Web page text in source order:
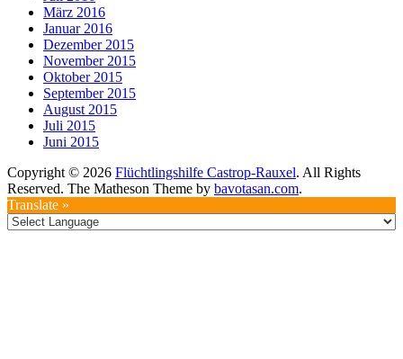
März 2016
Januar 2016
Dezember 2015
November 2015
Oktober 2015
September 2015
August 2015
Juli 2015
Juni 2015
Copyright © 2026 Flüchtlingshilfe Castrop-Rauxel. All Rights
Reserved. The Matheson Theme by bavotasan.com.
Translate »